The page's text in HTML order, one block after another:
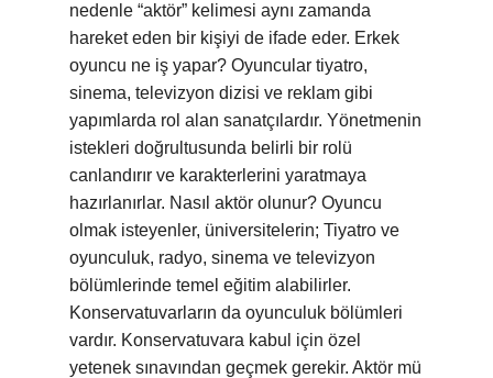
nedenle “aktör” kelimesi aynı zamanda
hareket eden bir kişiyi de ifade eder. Erkek
oyuncu ne iş yapar? Oyuncular tiyatro,
sinema, televizyon dizisi ve reklam gibi
yapımlarda rol alan sanatçılardır. Yönetmenin
istekleri doğrultusunda belirli bir rolü
canlandırır ve karakterlerini yaratmaya
hazırlanırlar. Nasıl aktör olunur? Oyuncu
olmak isteyenler, üniversitelerin; Tiyatro ve
oyunculuk, radyo, sinema ve televizyon
bölümlerinde temel eğitim alabilirler.
Konservatuvarların da oyunculuk bölümleri
vardır. Konservatuvara kabul için özel
yetenek sınavından geçmek gerekir. Aktör mü